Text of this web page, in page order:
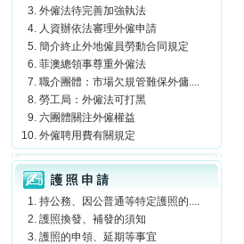
外僱法待完善加強執法
人資辦依法審理外僱申請
簡介終止外地僱員勞動合同規定
菲澳總領事尊重外僱法
職介團體：市場欠規管難保外傭....
勞工局：外僱法可打黑
六團體關注外僱權益
外僱聘用費有關規定
護照申請
持公務、因公普通等特定護照的....
護照換發、補發的須知
護照的申領、延期等事宜